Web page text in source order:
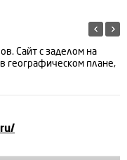
Сайт с заделом на
географическом плане,